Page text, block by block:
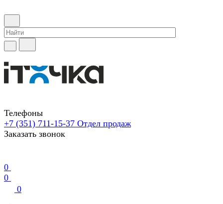
Телефоны
+7 (351) 711-15-37 Отдел продаж
Заказать звонок
0
0
0